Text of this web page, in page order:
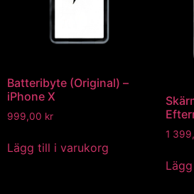
Batteribyte (Original) –
iPhone X
999,00 kr
Lägg till i varukorg
1